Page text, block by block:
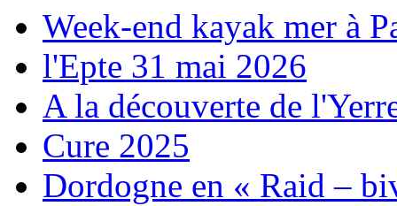
Week-end kayak mer à
l'Epte 31 mai 2026
A la découverte de
Cure 2025
Dordogne en « Raid –